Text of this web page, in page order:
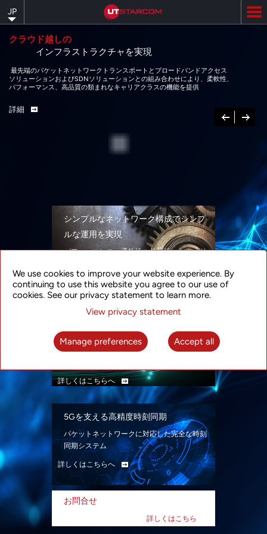
to
main
content
JP
クラウド越しの
インフラストラクチャを実現
最先端のパケットネットワークトランスポートとブロードバンドアクセス
ソリューションおよびSDNソリューションとの組み合わせにより、柔軟性、
パフォーマンス、高品質の類まれなキャリアクラスの機能を提供
詳細
Previous
次
へ
シンプルなネットワーク構成でシンプ
ルな運用を実現
パフォーマンス、柔軟性、信頼性、セキュリ
ン。
詳しくはこちらへ
インテリジェント・パケット光ネット
ワーク
先進なSDN対応パケット光ネットワークで、
詳しくはこちらへ
5Gを支える高精度時刻同期
パケットネットワークに対応した完全な時刻
同期システム
詳しくはこちらへ
お問合せ
詳しくはこちら
We use cookies to improve your website experience. By
continuing to use this website you agree to our use of
cookies. See our privacy statement to learn more.
View privacy statement
Manage preferences Accept all